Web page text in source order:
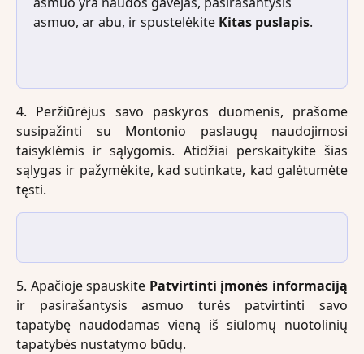
asmuo, ar abu, ir spustelėkite Kitas puslapis.
4. Peržiūrėjus savo paskyros duomenis, prašome
susipažinti su Montonio paslaugų naudojimosi
taisyklėmis ir sąlygomis. Atidžiai perskaitykite šias
sąlygas ir pažymėkite, kad sutinkate, kad galėtumėte
tęsti.
5. Apačioje spauskite Patvirtinti įmonės informaciją
ir pasirašantysis asmuo turės patvirtinti savo
tapatybę naudodamas vieną iš siūlomų nuotolinių
tapatybės nustatymo būdų.